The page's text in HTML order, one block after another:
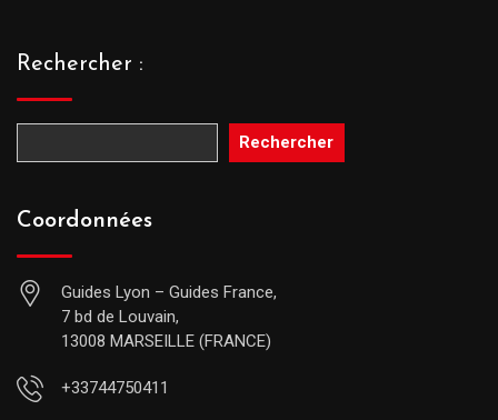
Rechercher :
Rechercher
Coordonnées
Guides Lyon – Guides France,
7 bd de Louvain,
13008 MARSEILLE (FRANCE)
+33744750411